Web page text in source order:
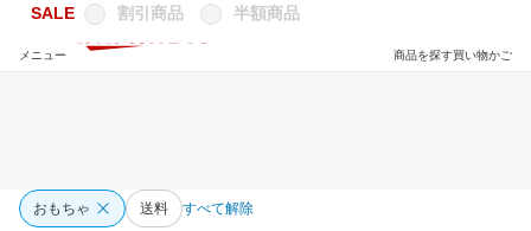
買い物かご
商品を探す
メニュー
SALE 割引商品 半額商品
おもちゃ 送料 すべて解除